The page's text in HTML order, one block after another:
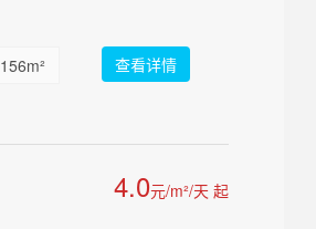
156m²
查看详情
4.0元/m²/天 起